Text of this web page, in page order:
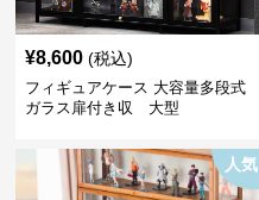
¥8,600 (税込)
フィギュアケース 大容量多段式
ガラス扉付き収 大型
人気